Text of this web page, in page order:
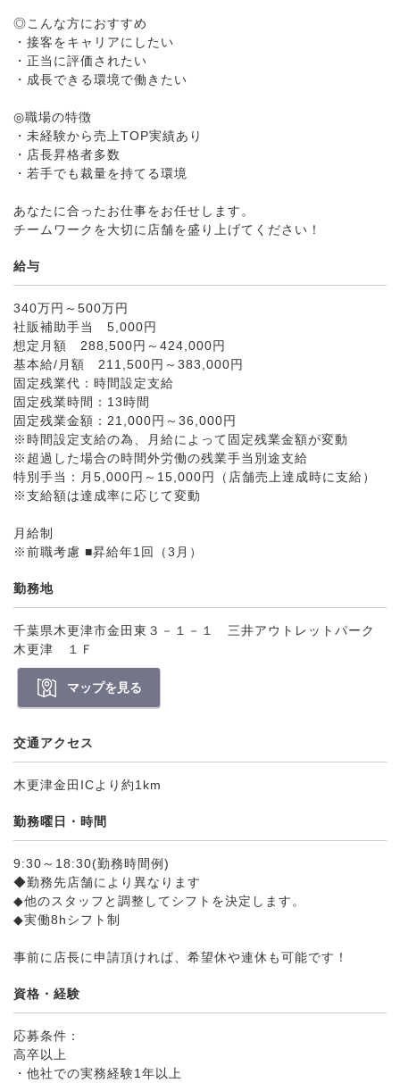
◎こんな方におすすめ
・接客をキャリアにしたい
・正当に評価されたい
・成長できる環境で働きたい
◎職場の特徴
・未経験から売上TOP実績あり
・店長昇格者多数
・若手でも裁量を持てる環境
あなたに合ったお仕事をお任せします。
チームワークを大切に店舗を盛り上げてください！
給与
340万円～500万円
社販補助手当 5,000円
想定月額 288,500円～424,000円
基本給/月額 211,500円～383,000円
固定残業代：時間設定支給
固定残業時間：13時間
固定残業金額：21,000円～36,000円
※時間設定支給の為、月給によって固定残業金額が変動
※超過した場合の時間外労働の残業手当別途支給
特別手当：月5,000円～15,000円（店舗売上達成時に支給）
※支給額は達成率に応じて変動
月給制
※前職考慮 ■昇給年1回（3月）
勤務地
千葉県木更津市金田東３－１－１ 三井アウトレットパーク
木更津 １Ｆ
マップを見る
交通アクセス
木更津金田ICより約1km
勤務曜日・時間
9:30～18:30(勤務時間例)
◆勤務先店舗により異なります
◆他のスタッフと調整してシフトを決定します。
◆実働8hシフト制
事前に店長に申請頂ければ、希望休や連休も可能です！
資格・経験
応募条件：
高卒以上
・他社での実務経験1年以上